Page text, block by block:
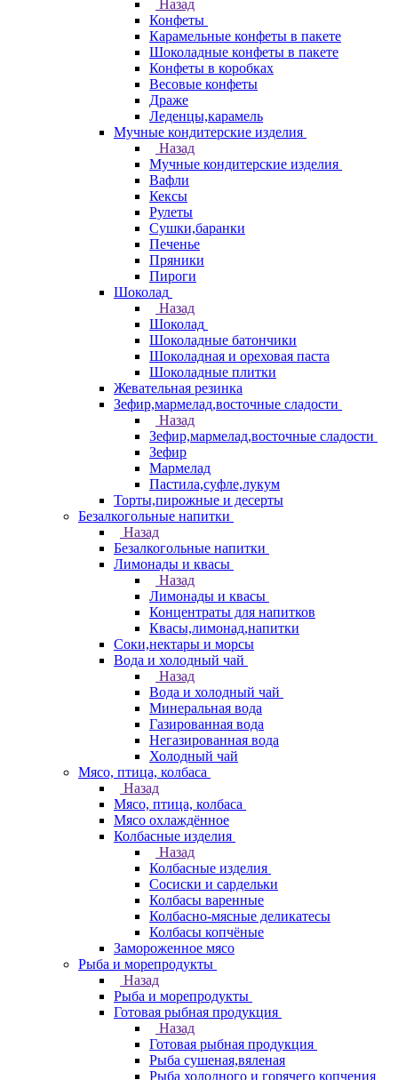
Назад
Конфеты
Карамельные конфеты в пакете
Шоколадные конфеты в пакете
Конфеты в коробках
Весовые конфеты
Драже
Леденцы,карамель
Мучные кондитерские изделия
Назад
Мучные кондитерские изделия
Вафли
Кексы
Рулеты
Сушки,баранки
Печенье
Пряники
Пироги
Шоколад
Назад
Шоколад
Шоколадные батончики
Шоколадная и ореховая паста
Шоколадные плитки
Жевательная резинка
Зефир,мармелад,восточные сладости
Назад
Зефир,мармелад,восточные сладости
Зефир
Мармелад
Пастила,суфле,лукум
Торты,пирожные и десерты
Безалкогольные напитки
Назад
Безалкогольные напитки
Лимонады и квасы
Назад
Лимонады и квасы
Концентраты для напитков
Квасы,лимонад,напитки
Соки,нектары и морсы
Вода и холодный чай
Назад
Вода и холодный чай
Минеральная вода
Газированная вода
Негазированная вода
Холодный чай
Мясо, птица, колбаса
Назад
Мясо, птица, колбаса
Мясо охлаждённое
Колбасные изделия
Назад
Колбасные изделия
Сосиски и сардельки
Колбасы варенные
Колбасно-мясные деликатесы
Колбасы копчёные
Замороженное мясо
Рыба и морепродукты
Назад
Рыба и морепродукты
Готовая рыбная продукция
Назад
Готовая рыбная продукция
Рыба сушеная,вяленая
Рыба холодного и горячего копчения